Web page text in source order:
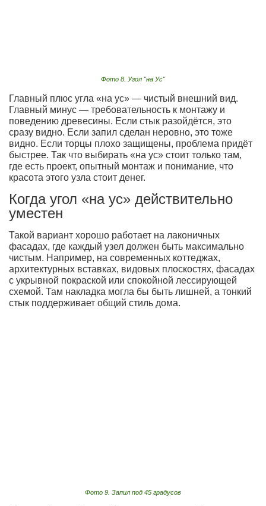
Фото 8. Угол "на Ус"
Главный плюс угла «на ус» — чистый внешний вид.
Главный минус — требовательность к монтажу и
поведению древесины. Если стык разойдётся, это
сразу видно. Если запил сделан неровно, это тоже
видно. Если торцы плохо защищены, проблема придёт
быстрее. Так что выбирать «на ус» стоит только там,
где есть проект, опытный монтаж и понимание, что
красота этого узла стоит денег.
Когда угол «на ус» действительно
уместен
Такой вариант хорошо работает на лаконичных
фасадах, где каждый узел должен быть максимально
чистым. Например, на современных коттеджах,
архитектурных вставках, видовых плоскостях, фасадах
с укрывной покраской или спокойной лессирующей
схемой. Там накладка могла бы быть лишней, а тонкий
стык поддерживает общий стиль дома.
Фото 9. Запил под 45 градусов